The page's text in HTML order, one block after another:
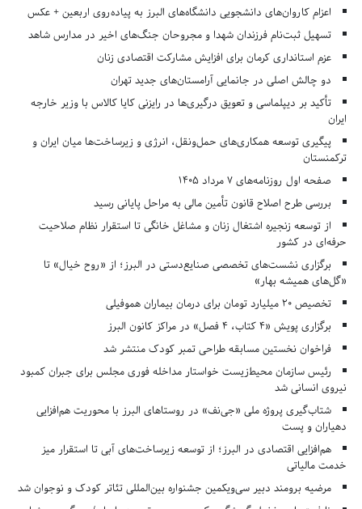
اعزام کاروان‌های دانشجویی دانشگاه‌های البرز به پیاده‌روی اربعین + عکس
تسهیل ثبت‌نام فرزندان شهدا و مجروحان جنگ‌های اخیر در مدارس شاهد
عزم استانداری کرمان برای افزایش مشارکت اقتصادی زنان
دو چالش اصلی در جانمایی آرامستان‌های جدید تهران
تأکید بر دیپلماسی و تعویق درگیری‌ها در رایزنی کایا کالاس با وزیر خارجه
ایران
پیگیری توسعه همکاری‌های حمل‌ونقل، انرژی و زیرساخت‌ها میان ایران و
ترکمنستان
صفحه اول روزنامه‌های 7 مرداد 1405
بررسی طرح اصلاح قانون تأمین مالی به مراحل پایانی رسید
از توسعه زنجیره اشتغال زنان و مشاغل خانگی تا استقرار نظام صلاحیت
حرفه‌ای در کشور
برگزاری نشست‌های تخصصی صنایع‌دستی در البرز؛ از «روح خیال» تا
«گل‌های همیشه بهار»
تخصیص ۲۰ میلیارد تومان برای درمان بیماران هموفیلی
برگزاری پویش «۴ کتاب، ۴ فصل» در مراکز کانون البرز
فراخوان نخستین مسابقه طراحی تمبر کودک منتشر شد
رئیس سازمان محیط‌زیست خواستار مداخله فوری مجلس برای جبران کمبود
نیروی انسانی شد
شتاب‌گیری پروژه ملی «جی‌نف» در روستاهای البرز با محوریت هم‌افزایی
دهیاران و پست
هم‌افزایی اقتصادی در البرز؛ از توسعه زیرساخت‌های آبی تا استقرار میز
خدمت مالیاتی
مرضیه برومند دبیر سی‌ویکمین جشنواره بین‌المللی تئاتر کودک و نوجوان شد